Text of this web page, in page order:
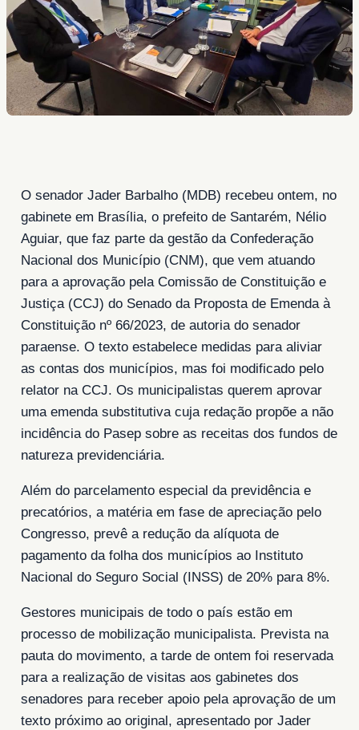
O senador Jader Barbalho (MDB) recebeu ontem, no
gabinete em Brasília, o prefeito de Santarém, Nélio
Aguiar, que faz parte da gestão da Confederação
Nacional dos Município (CNM), que vem atuando
para a aprovação pela Comissão de Constituição e
Justiça (CCJ) do Senado da Proposta de Emenda à
Constituição nº 66/2023, de autoria do senador
paraense. O texto estabelece medidas para aliviar
as contas dos municípios, mas foi modificado pelo
relator na CCJ. Os municipalistas querem aprovar
uma emenda substitutiva cuja redação propõe a não
incidência do Pasep sobre as receitas dos fundos de
natureza previdenciária.
Além do parcelamento especial da previdência e
precatórios, a matéria em fase de apreciação pelo
Congresso, prevê a redução da alíquota de
pagamento da folha dos municípios ao Instituto
Nacional do Seguro Social (INSS) de 20% para 8%.
Gestores municipais de todo o país estão em
processo de mobilização municipalista. Prevista na
pauta do movimento, a tarde de ontem foi reservada
para a realização de visitas aos gabinetes dos
senadores para receber apoio pela aprovação de um
texto próximo ao original, apresentado por Jader